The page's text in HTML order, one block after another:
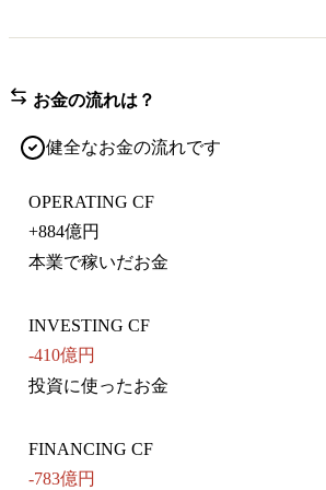
お金の流れは？
健全なお金の流れです
OPERATING CF
+884億円
本業で稼いだお金
INVESTING CF
-410億円
投資に使ったお金
FINANCING CF
-783億円